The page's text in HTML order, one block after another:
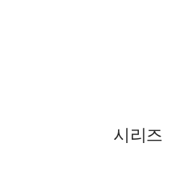
시리즈